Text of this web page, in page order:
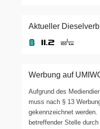
Aktueller
Werbung auf
Aufgrund des
muss nach § 13
gekennzeichnet
betreffender Stelle